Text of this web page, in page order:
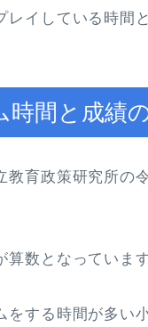
レイしている時間
時間と成績
教育政策研究所の
数となっています
をする時間が多い